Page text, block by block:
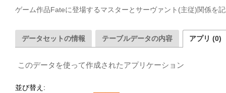
ゲーム作品Fateに登場するマスターとサーヴァント(主従)関係を
データセットの情報 テーブルデータの内容 アプリ (0)
このデータを使って作成されたアプリケーション
並び替え: